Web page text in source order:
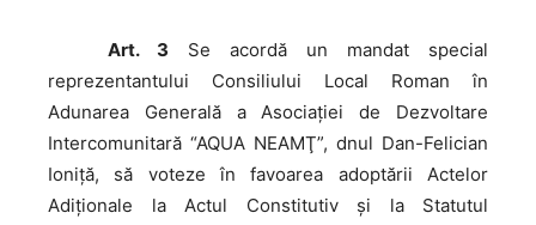
Art. 3 Se acordă un mandat special
reprezentantului Consiliului Local Roman în
Adunarea Generală a Asociaţiei de Dezvoltare
Intercomunitară “AQUA NEAMŢ”, dnul Dan-Felician
Ioniță, să voteze în favoarea adoptării Actelor
Adiţionale la Actul Constitutiv şi la Statutul